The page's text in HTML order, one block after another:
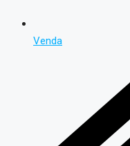
Venda